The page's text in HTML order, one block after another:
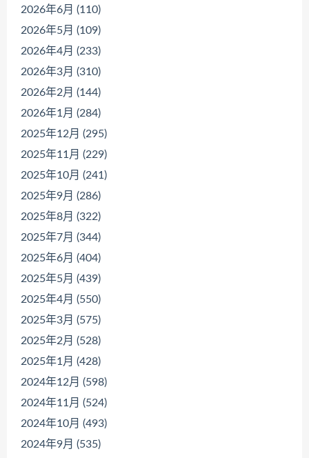
2026年6月 (110)
2026年5月 (109)
2026年4月 (233)
2026年3月 (310)
2026年2月 (144)
2026年1月 (284)
2025年12月 (295)
2025年11月 (229)
2025年10月 (241)
2025年9月 (286)
2025年8月 (322)
2025年7月 (344)
2025年6月 (404)
2025年5月 (439)
2025年4月 (550)
2025年3月 (575)
2025年2月 (528)
2025年1月 (428)
2024年12月 (598)
2024年11月 (524)
2024年10月 (493)
2024年9月 (535)